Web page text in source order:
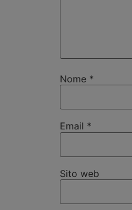
Nome *
Email *
Sito web